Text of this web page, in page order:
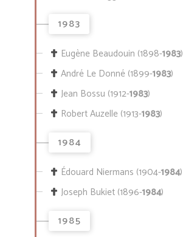
1983
Eugène Beaudouin (1898-1983)
André Le Donné (1899-1983)
Jean Bossu (1912-1983)
Robert Auzelle (1913-1983)
1984
Édouard Niermans (1904-1984)
Joseph Bukiet (1896-1984)
1985